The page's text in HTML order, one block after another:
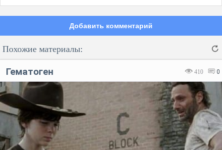
Добавить комментарий
Код: Отмена Отправить
Похожие материалы:
410 0
Гематоген